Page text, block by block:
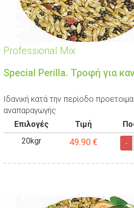
Professional Mix
Special Perilla. Τροφή για
Ιδανική κατά την περίοδο
αναπαραγωγής
Επιλογές
Τιμή
20kgr
49.90 € -